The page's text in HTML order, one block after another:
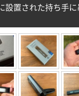
設置された持ち手